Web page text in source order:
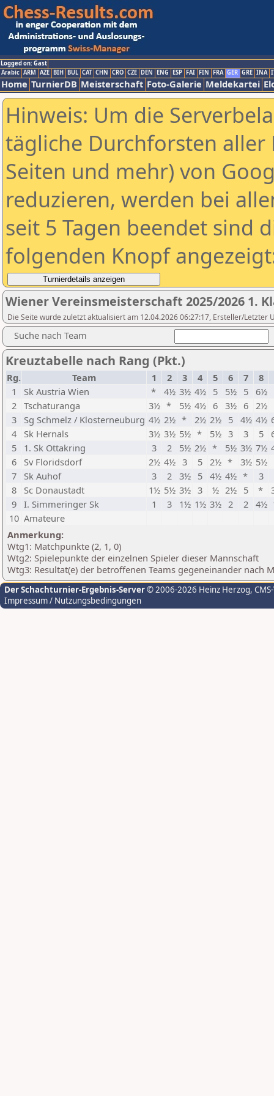
Logged on: Gast
Arabic ARM AZE BIH BUL CAT CHN CRO CZE DEN ENG ESP FAI FIN FRA GER GRE INA
Home TurnierDB Meisterschaft Foto-Galerie Meldekartei
Hinweis: Um die
tägliche Durchforsten aller
Seiten und mehr) von
reduzieren, werden bei
seit 5 Tagen beendet sind
folgenden Knopf
Wiener Vereinsmeisterschaft 2025/2026 1.
Die Seite wurde zuletzt aktualisiert am 12.04.2026 06:27:17, Ersteller/Letzter
Suche nach Team
Kreuztabelle nach Rang (Pkt.)
Rg. Team 1 2 3 4 5 6 7
8
1
Sk Austria Wien * 4½ 3½ 4½ 5 5½ 5
6½
2 Tschaturanga 3½ * 5½ 4½ 6 3½ 6 2½
3
Sg Schmelz / Klosterneuburg 4½ 2½ * 2½ 2½ 5 4½ 4½
4
Sk Hernals 3½ 3½ 5½ * 5½ 3 3 5
5
1. Sk Ottakring 3 2 5½ 2½ * 5½ 3½ 7½
6
Sv Floridsdorf 2½ 4½ 3 5 2½ * 3½ 5½
7
Sk Auhof 3 2 3½ 5 4½ 4½ *
3
8
Sc Donaustadt 1½ 5½ 3½ 3 ½ 2½ 5 *
9 I. Simmeringer Sk 1 3 1½ 1½ 3½ 2 2 4½
10 Amateure
Anmerkung:
Wtg1: Matchpunkte (2, 1, 0)
Wtg2: Spielepunkte der einzelnen Spieler dieser Mannschaft
Wtg3: Resultat(e) der betroffenen Teams gegeneinander nach
Der Schachturnier-Ergebnis-Server© 2006-2026 Heinz Herzog,
Impressum / Nutzungsbedingungen